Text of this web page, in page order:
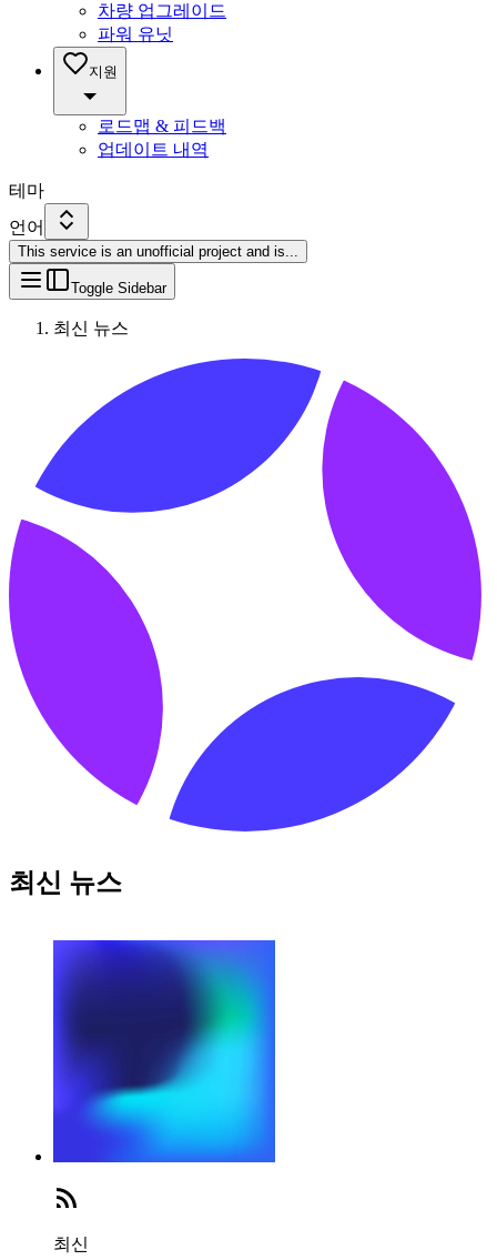
차량 업그레이드
파워 유닛
지원
로드맵 & 피드백
업데이트 내역
테마
언어
This service is an unofficial project and is...
Toggle Sidebar
최신 뉴스
최신 뉴스
최신